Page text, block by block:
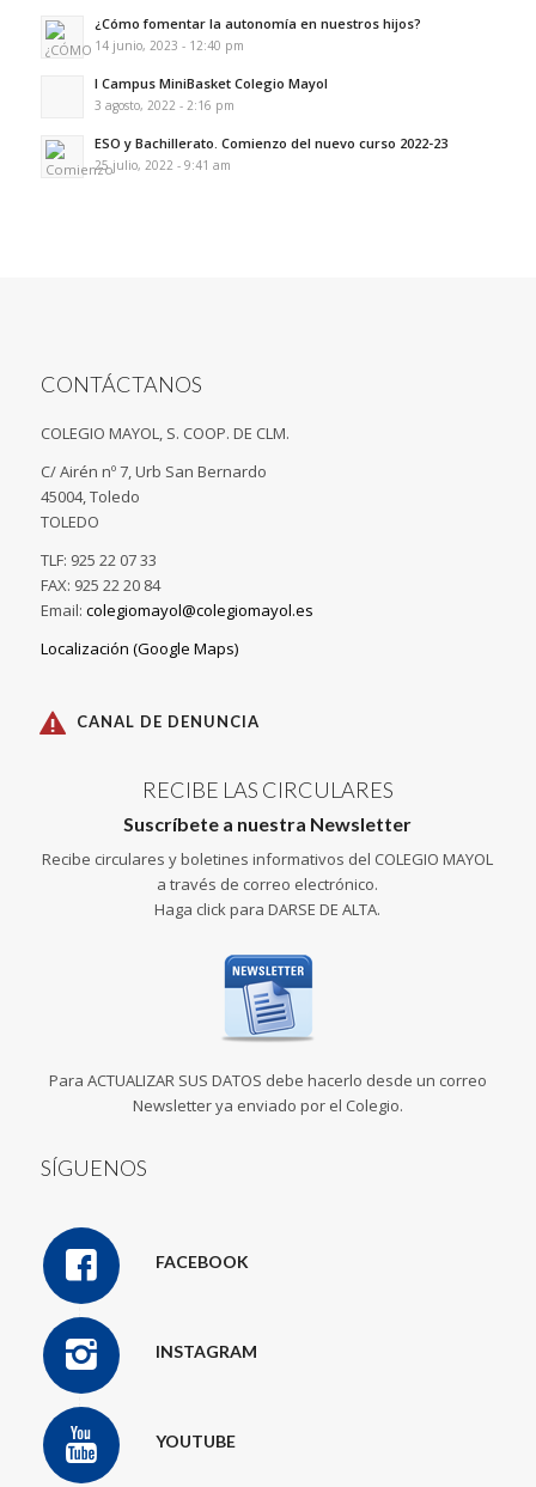
¿Cómo fomentar la autonomía en nuestros hijos?
14 junio, 2023 - 12:40 pm
I Campus MiniBasket Colegio Mayol
3 agosto, 2022 - 2:16 pm
ESO y Bachillerato. Comienzo del nuevo curso 2022-23
25 julio, 2022 - 9:41 am
CONTÁCTANOS
COLEGIO MAYOL, S. COOP. DE CLM.
C/ Airén nº 7, Urb San Bernardo
45004, Toledo
TOLEDO
TLF: 925 22 07 33
FAX: 925 22 20 84
Email: colegiomayol@colegiomayol.es
Localización (Google Maps)
CANAL DE DENUNCIA
RECIBE LAS CIRCULARES
Suscríbete a nuestra Newsletter
Recibe circulares y boletines informativos del COLEGIO MAYOL
a través de correo electrónico.
Haga click para DARSE DE ALTA.
Para ACTUALIZAR SUS DATOS debe hacerlo desde un correo
Newsletter ya enviado por el Colegio.
SÍGUENOS
FACEBOOK
INSTAGRAM
YOUTUBE